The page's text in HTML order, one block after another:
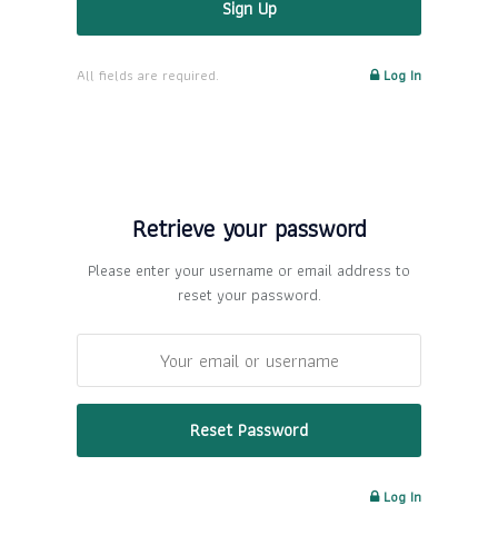
All fields are required. Log In
Retrieve your password
Please enter your username or email address to
reset your password.
Log In